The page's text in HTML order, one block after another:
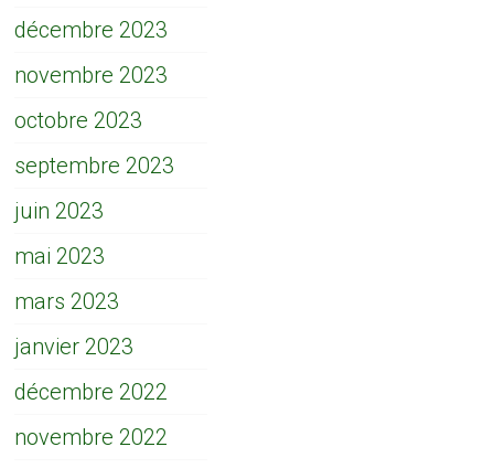
décembre 2023
novembre 2023
octobre 2023
septembre 2023
juin 2023
mai 2023
mars 2023
janvier 2023
décembre 2022
novembre 2022